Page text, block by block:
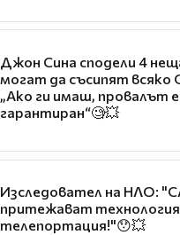
Джон Сина сподели 4
могат да съсипят всяко
„Ако ги имаш, провалът е
гарантиран“🧐💥
Изследовател на НЛО:
притежават технология
телепортация!"😯💥